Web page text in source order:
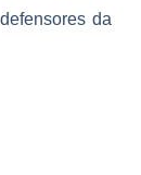
da